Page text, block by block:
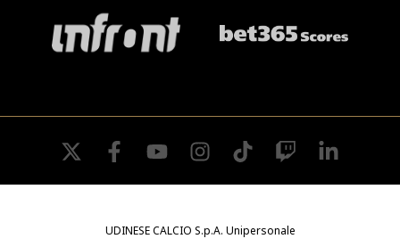
twitter facebookyoutube instagramtiktok twitch
UDINESE CALCIO S.p.A. Unipersonale